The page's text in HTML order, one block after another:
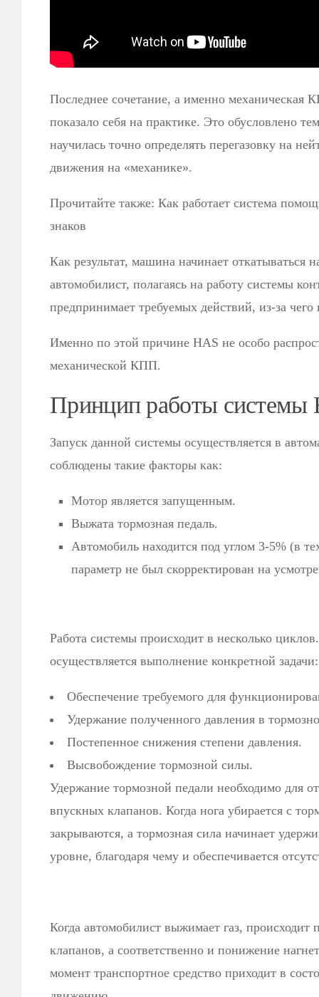
Последнее сочетание, а именно механическая
показало себя на практике. Это обусловлено
научилась точно определять перегазовку на
движения на «механике».
Прочитайте также: Как работает система
знаков
Как результат, машина начинает откатываться
автомобилист, полагаясь на работу системы
предпринимает требуемых действий, из-за
Именно по этой причине HAS не особо
механической КПП.
Принцип работы системы
Запуск данной системы осуществляется в
соблюдены такие факторы как:
Мотор является запущенным.
Выжата тормозная педаль.
Автомобиль находится под углом 3-5% (в
параметр не был скорректирован на
Работа системы происходит в несколько
осуществляется выполнение конкретной задачи:
Обеспечение требуемого для
Удержание полученного давления в
Постепенное снижения степени давления.
Высвобождение тормозной силы.
Удержание тормозной педали необходимо для
впускных клапанов. Когда нога убирается с
закрываются, а тормозная сила начинает
уровне, благодаря чему и обеспечивается
Когда автомобилист выжимает газ, происходит
клапанов, а соответственно и понижение
момент транспортное средство приходит в